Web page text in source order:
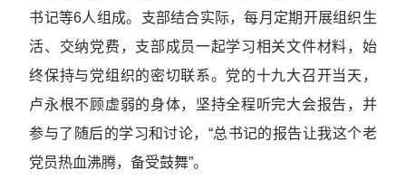
书记等6人组成。支部结合实际，每月定期开展组织生
活、交纳党费，支部成员一起学习相关文件材料，始
终保持与党组织的密切联系。党的十九大召开当天，
卢永根不顾虚弱的身体，坚持全程听完大会报告，并
参与了随后的学习和讨论，“总书记的报告让我这个老
党员热血沸腾，备受鼓舞”。